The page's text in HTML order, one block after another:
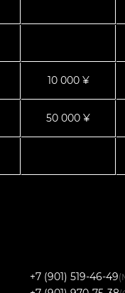
10 000 ¥
50 000 ¥
+7 (901) 519-46-49